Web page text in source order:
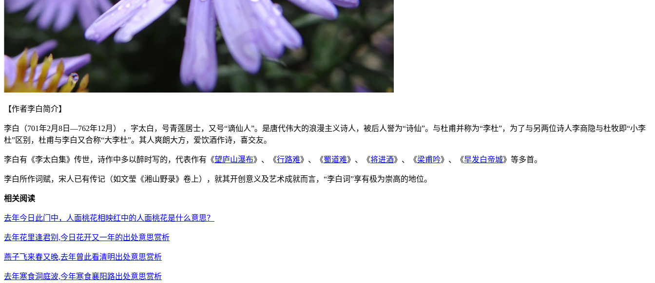
【作者李白简介】
李白（701年2月8日—762年12月） ，字太白，号青莲居士，又号“谪仙人”。是唐代伟大的浪漫主义诗人，被后人誉为“诗仙”。与杜甫并称为“李杜”，为了与另两位诗人李商隐与杜牧即“小李
杜”区别，杜甫与李白又合称“大李杜”。其人爽朗大方，爱饮酒作诗，喜交友。
李白有《李太白集》传世，诗作中多以醉时写的，代表作有《望庐山瀑布》、《行路难》、《蜀道难》、《将进酒》、《梁甫吟》、《早发白帝城》等多首。
李白所作词赋，宋人已有传记（如文莹《湘山野录》卷上），就其开创意义及艺术成就而言，“李白词”享有极为崇高的地位。
相关阅读
去年今日此门中，人面桃花相映红中的人面桃花是什么意思？
去年花里逢君别,今日花开又一年的出处意思赏析
燕子飞来春又晚,去年曾此看清明出处意思赏析
去年寒食洞庭波,今年寒食襄阳路出处意思赏析